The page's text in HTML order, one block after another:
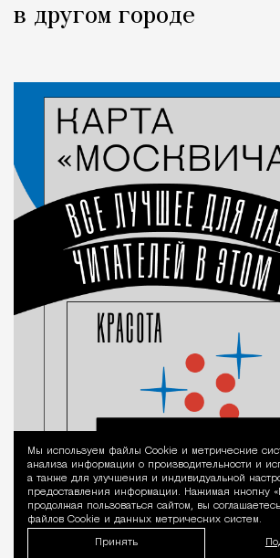
в другом городе
Мы используем файлы Сookie и метрические
анализа информации о производительности и
а также для улучшения и индивидуальной
предоставления информации. Нажимая кнопку
продолжая пользоваться сайтом, вы
файлов Cookie и данных метрических систем.
Принять